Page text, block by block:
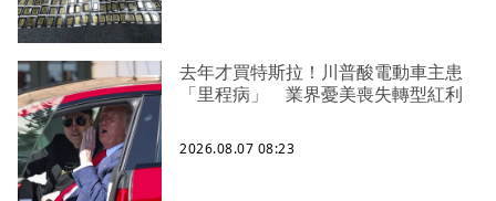
去年才買特斯拉！川普酸電動車主患
「里程病」 業界憂美喪失轉型紅利
2026.08.07 08:23